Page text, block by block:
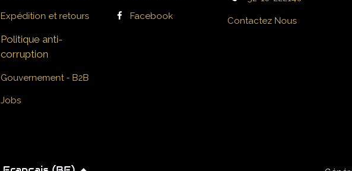
Expédition et retours
Politique anti-
corruption
Gouvernement - B2B
Jobs
Facebook Contactez Nous